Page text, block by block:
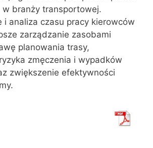
branży transportowej.
i analiza czasu pracy kierowców
zarządzanie zasobami
planowania trasy,
zmęczenia i wypadków
zwiększenie efektywności